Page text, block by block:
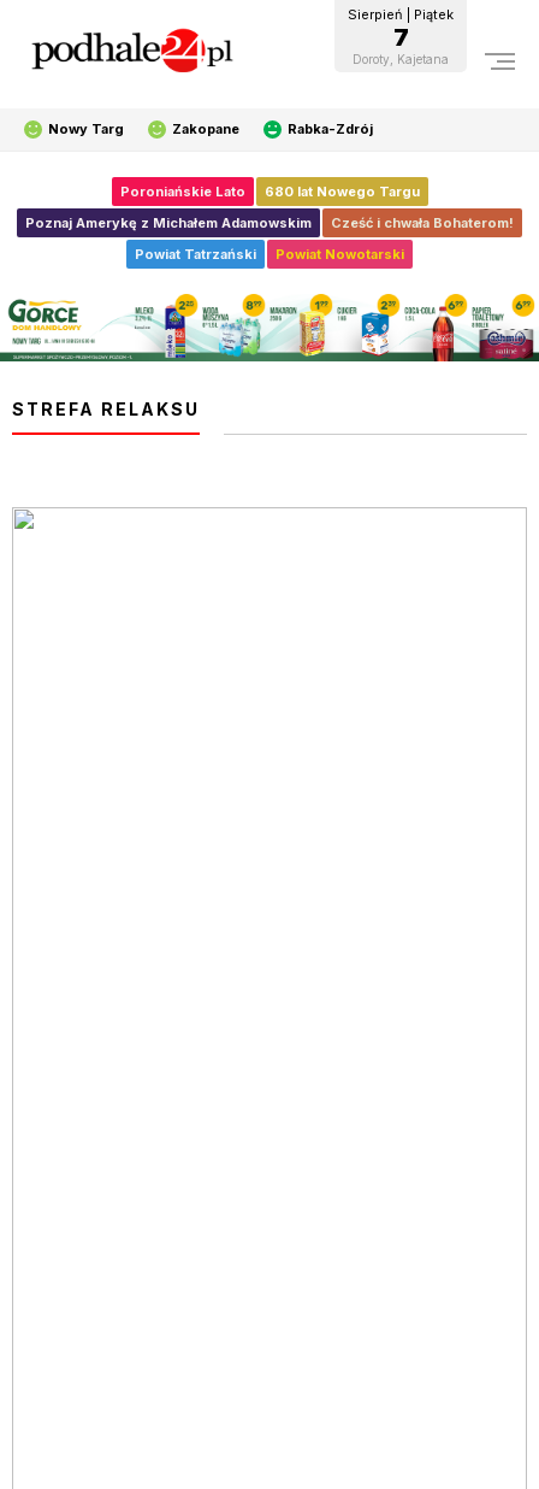
Nowy Targ Zakopane Rabka-Zdrój
Sierpień | Piątek
7
Doroty, Kajetana
Poroniańskie Lato
680 lat Nowego Targu
Poznaj Amerykę z Michałem Adamowskim
Cześć i chwała Bohaterom!
Powiat Tatrzański
Powiat Nowotarski
STREFA RELAKSU